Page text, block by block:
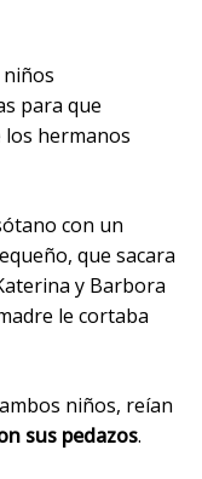
para que
hermanos
con un
que sacara
y Barbora
le cortaba
niños, reían
sus pedazos.